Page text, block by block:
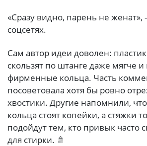
«Сразу видно, парень не
соцсетях.
Сам автор идеи доволен:
скользят по штанге даже мягче
фирменные кольца. Часть
посоветовала хотя бы ровно
хвостики. Другие напомнили,
кольца стоят копейки, а стяжки
подойдут тем, кто привык часто
для стирки. 🚿